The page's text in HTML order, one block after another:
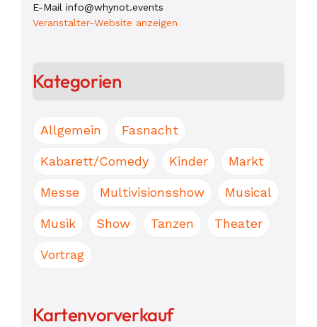
E-Mail info@whynot.events
Veranstalter-Website anzeigen
Kategorien
Allgemein Fasnacht
Kabarett/Comedy Kinder Markt
Messe Multivisionsshow Musical
Musik Show Tanzen Theater
Vortrag
Kartenvorverkauf